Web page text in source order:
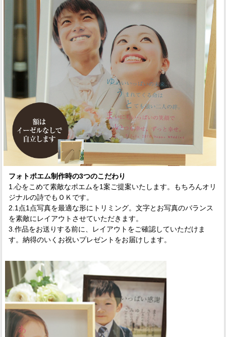
フォトポエム制作時の3つのこだわり
1. 心をこめて素敵なポエムを1案ご提案いたします。もちろんオリ
ジナルの詩でもＯＫです。
2. 1点1点写真を最適な形にトリミング。文字とお写真のバランス
を素敵にレイアウトさせていただきます。
3. 作品をお送りする前に、レイアウトをご確認していただけま
す。納得のいくお祝いプレゼントをお届けします。